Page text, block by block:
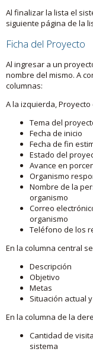
Al finalizar la lista el
siguiente página de la
Ficha del Proyecto
Al ingresar a un
nombre del mismo. A
columnas:
A la izquierda, Proyecto
Tema del
Fecha de inicio
Fecha de fin
Estado del
Avance en
Organismo
Nombre de la
organismo
Correo
organismo
Teléfono de los
En la columna central
Descripción
Objetivo
Metas
Situación actual
En la columna de la
Cantidad de
sistema